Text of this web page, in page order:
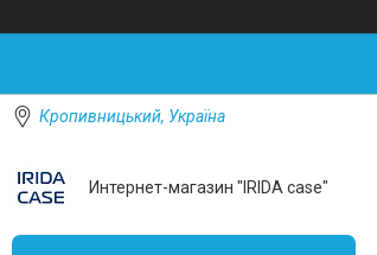
Кропивницький, Україна
Интернет-магазин "IRIDA case"